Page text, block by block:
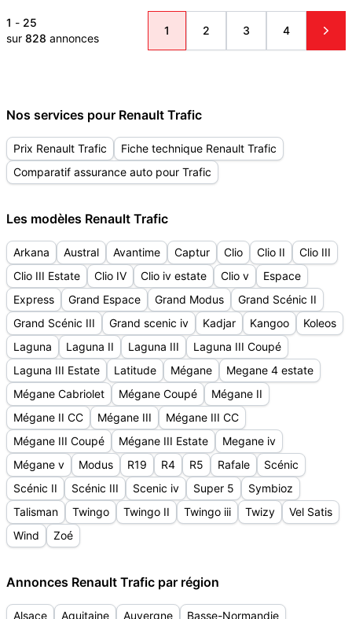
1 - 25
sur 828 annonces
1 2 3 4
Nos services pour Renault Trafic
Prix Renault Trafic
Fiche technique Renault Trafic
Comparatif assurance auto pour Trafic
Les modèles Renault Trafic
Arkana Austral Avantime Captur Clio Clio II
Clio III
Clio III Estate
Clio IV Clio iv estate Clio v
Espace
Express
Grand Espace Grand Modus
Grand Scénic II
Grand Scénic III
Grand scenic iv Kadjar Kangoo
Koleos
Laguna
Laguna II Laguna III
Laguna III Coupé
Laguna III Estate
Latitude Mégane
Megane 4 estate
Mégane Cabriolet
Mégane Coupé
Mégane II
Mégane II CC
Mégane III
Mégane III CC
Mégane III Coupé
Mégane III Estate
Megane iv
Mégane v
Modus R19 R4 R5 Rafale
Scénic
Scénic II
Scénic III Scenic iv Super 5
Symbioz
Talisman
Twingo Twingo II Twingo iii Twizy
Vel Satis
Wind
Zoé
Annonces Renault Trafic par région
Alsace Aquitaine Auvergne
Basse-Normandie